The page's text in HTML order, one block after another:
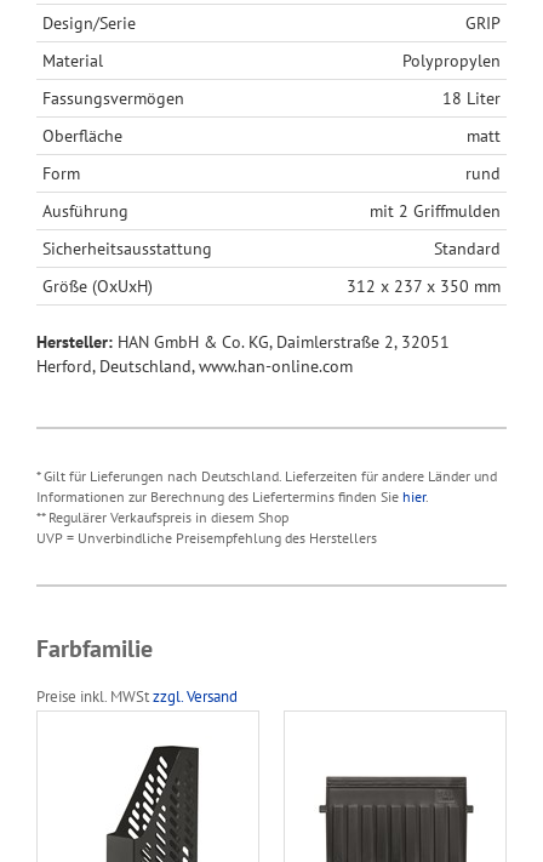
Design/Serie
GRIP
Material
Polypropylen
Fassungsvermögen
18 Liter
Oberfläche
matt
Form
rund
Ausführung
mit 2 Griffmulden
Sicherheitsausstattung
Standard
Größe (OxUxH)
312 x 237 x 350 mm
Hersteller: HAN GmbH & Co. KG, Daimlerstraße 2, 32051
Herford, Deutschland, www.han-online.com
* Gilt für Lieferungen nach Deutschland. Lieferzeiten für andere Länder und
Informationen zur Berechnung des Liefertermins finden Sie hier.
** Regulärer Verkaufspreis in diesem Shop
UVP = Unverbindliche Preisempfehlung des Herstellers
Farbfamilie
Preise inkl. MWStzzgl. Versand